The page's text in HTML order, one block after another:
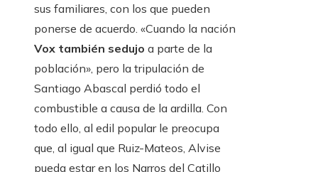
sus familiares, con los que pueden
ponerse de acuerdo. «Cuando la nación
Vox también sedujo a parte de la
población», pero la tripulación de
Santiago Abascal perdió todo el
combustible a causa de la ardilla. Con
todo ello, al edil popular le preocupa
que, al igual que Ruiz-Mateos, Alvise
pueda estar en los Narros del Catillo